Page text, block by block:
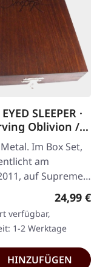
SLEEPER ·
Oblivion /
Forests Of
| 2CD
BOX SET
Im Box Set,
am
auf Supreme
Records. Der
von "Through
Of Nonentities"
24,99 €
verfügbar,
1-2 Werktage
HINZUFÜGEN